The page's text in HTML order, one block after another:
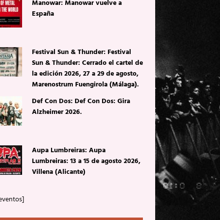
Manowar: Manowar vuelve a
España
Festival Sun & Thunder: Festival
Sun & Thunder: Cerrado el cartel de
la edición 2026, 27 a 29 de agosto,
Marenostrum Fuengirola (Málaga).
Def Con Dos: Def Con Dos: Gira
Alzheimer 2026.
Aupa Lumbreiras: Aupa
Lumbreiras: 13 a 15 de agosto 2026,
Villena (Alicante)